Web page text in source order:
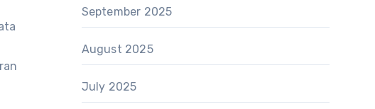
September 2025
August 2025
July 2025